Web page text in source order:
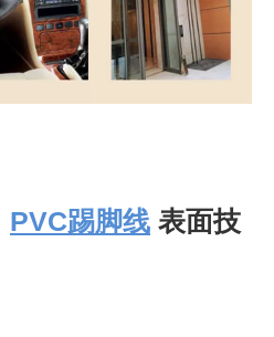
PVC踢脚线 表面技